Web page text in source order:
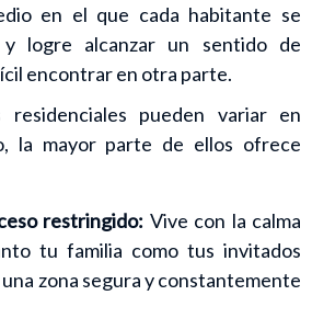
en el que cada habitante se
y logre alcanzar un sentido de
encontrar en otra parte.
pueden variar en
la mayor parte de ellos ofrece
restringido: Vive con la calma
tu familia como tus invitados
zona segura y constantemente